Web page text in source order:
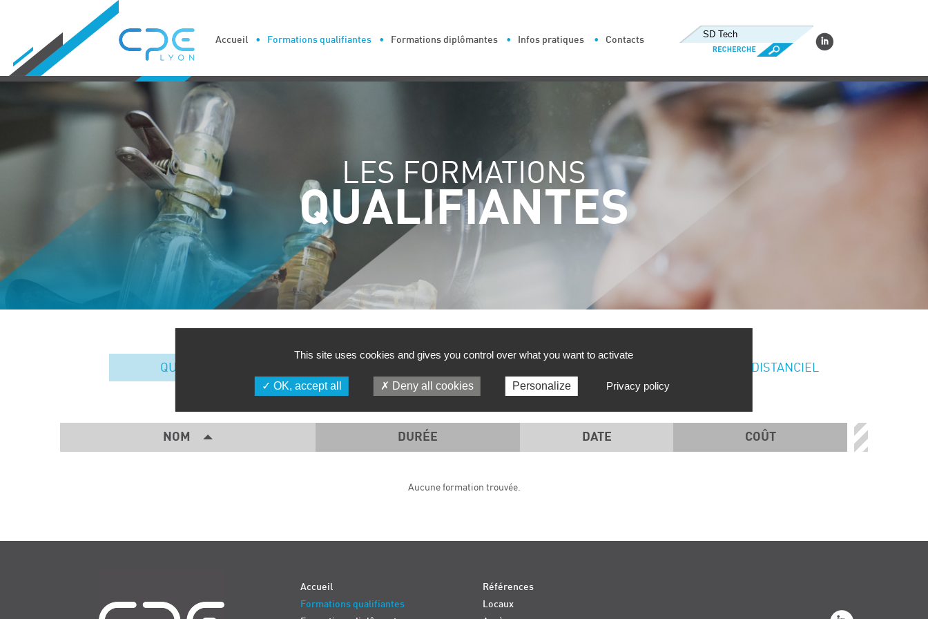
Accueil Formations qualifiantes Formations diplômantes Infos pratiques Contacts
LES FORMATIONS
QUALIFIANTES
QUALITÉ DISTANCIEL
NOM DURÉE DATE COÛT
Aucune formation trouvée.
Accueil
Formations qualifiantes
Références
Locaux
Cookies management panel
This site uses cookies and gives you control over what you want to activate
OK, accept all Deny all cookies Personalize Privacy policy